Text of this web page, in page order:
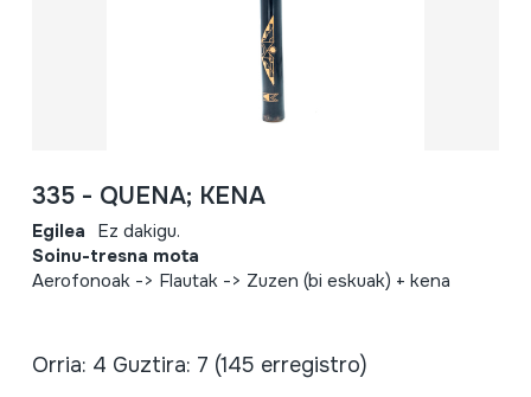
335 - QUENA; KENA
Egilea Ez dakigu.
Soinu-tresna mota
Aerofonoak -> Flautak -> Zuzen (bi eskuak) + kena
Orria: 4 Guztira: 7 (145 erregistro)